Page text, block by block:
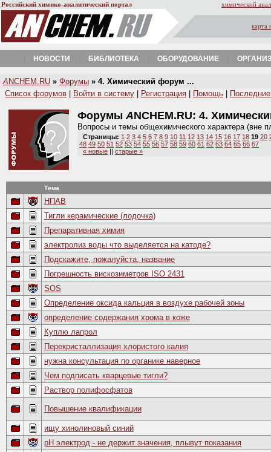
Российский химико-аналитический портал химический
карта
НОВОСТИ БИБЛИОТЕКА ОБОРУДОВАНИЕ
A NCHEM.RU » Форумы » 4. Химический форум ...
Список форумов
Войти в систему Регистрация Помощь
ФорумыANCHEM.RU: 4.
Вопросы и темы общехимического характера (вне
Страницы: 1 2 3 4 5 6 7 8 9 10 11 12 13 14 15 16 17 18 19 20
48 49 50 51 52 53 54 55 56 57 58 59 60 61 62 63 64 65 66 67
« новые || старые »
Тема
НПАВ
Тигли керамические (лодочка)
Препаративная химия
электролиз воды что выделяется на катоде?
Подскажите, пожалуйста, название
Погрешность вискозиметров ISO 2431
SOS
Определение оксида кальция в воздухе рабочей зоны
определение содержания хрома в коже
Куплю лапрол
Перекристаллизация хлористого калия
нужна консультация по органике наверное
Чем подписать кварцевые тигли?
Раствор полифосфатов
Повышение квалификации
ищу хинолиновый синий
pH электрод - не держит значения, плывут показания